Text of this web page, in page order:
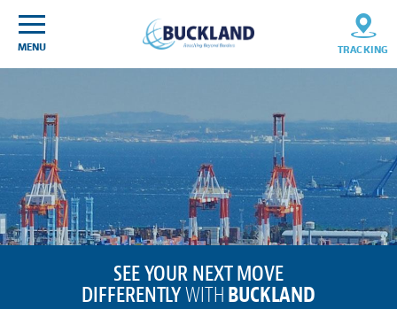
content
MENU TRACKING
Customs
SEE YOUR NEXT MOVE
DIFFERENTLYWITH BUCKLAND